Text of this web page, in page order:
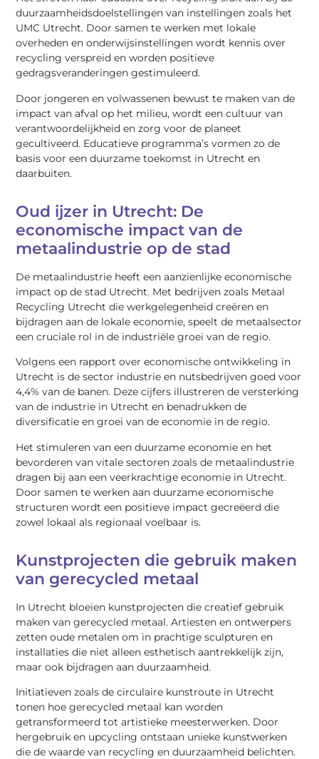
duurzaamheidsdoelstellingen van instellingen zoals het
UMC Utrecht. Door samen te werken met lokale
overheden en onderwijsinstellingen wordt kennis over
recycling verspreid en worden positieve
gedragsveranderingen gestimuleerd.
Door jongeren en volwassenen bewust te maken van de
impact van afval op het milieu, wordt een cultuur van
verantwoordelijkheid en zorg voor de planeet
gecultiveerd. Educatieve programma’s vormen zo de
basis voor een duurzame toekomst in Utrecht en
daarbuiten.
Oud ijzer in Utrecht: De
economische impact van de
metaalindustrie op de stad
De metaalindustrie heeft een aanzienlijke economische
impact op de stad Utrecht. Met bedrijven zoals Metaal
Recycling Utrecht die werkgelegenheid creëren en
bijdragen aan de lokale economie, speelt de metaalsector
een cruciale rol in de industriële groei van de regio.
Volgens een rapport over economische ontwikkeling in
Utrecht is de sector industrie en nutsbedrijven goed voor
4,4% van de banen. Deze cijfers illustreren de versterking
van de industrie in Utrecht en benadrukken de
diversificatie en groei van de economie in de regio.
Het stimuleren van een duurzame economie en het
bevorderen van vitale sectoren zoals de metaalindustrie
dragen bij aan een veerkrachtige economie in Utrecht.
Door samen te werken aan duurzame economische
structuren wordt een positieve impact gecreëerd die
zowel lokaal als regionaal voelbaar is.
Kunstprojecten die gebruik maken
van gerecycled metaal
In Utrecht bloeien kunstprojecten die creatief gebruik
maken van gerecycled metaal. Artiesten en ontwerpers
zetten oude metalen om in prachtige sculpturen en
installaties die niet alleen esthetisch aantrekkelijk zijn,
maar ook bijdragen aan duurzaamheid.
Initiatieven zoals de circulaire kunstroute in Utrecht
tonen hoe gerecycled metaal kan worden
getransformeerd tot artistieke meesterwerken. Door
hergebruik en upcycling ontstaan unieke kunstwerken
die de waarde van recycling en duurzaamheid belichten.